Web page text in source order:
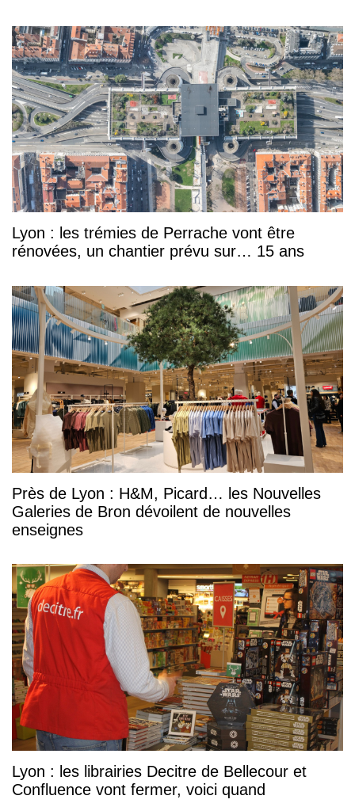
Lyon : les trémies de Perrache vont être
rénovées, un chantier prévu sur… 15 ans
Près de Lyon : H&M, Picard… les Nouvelles
Galeries de Bron dévoilent de nouvelles
enseignes
Lyon : les librairies Decitre de Bellecour et
Confluence vont fermer, voici quand